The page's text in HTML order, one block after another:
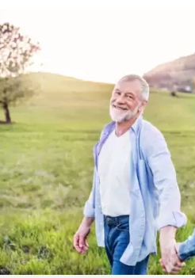
Unsere Fachgebiete
Ärztinnen & Ärzte
Unsere Klinik